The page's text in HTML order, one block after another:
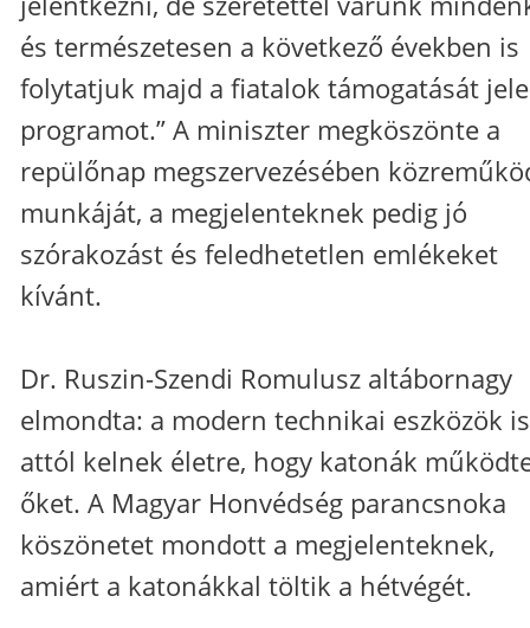
és természetesen a következő években is
folytatjuk majd a fiatalok támogatását
programot.” A miniszter megköszönte a
repülőnap megszervezésében
munkáját, a megjelenteknek pedig jó
szórakozást és feledhetetlen emlékeket
kívánt.
Dr. Ruszin-Szendi Romulusz altábornagy
elmondta: a modern technikai eszközök is
attól kelnek életre, hogy katonák
őket. A Magyar Honvédség parancsnoka
köszönetet mondott a megjelenteknek,
amiért a katonákkal töltik a hétvégét.